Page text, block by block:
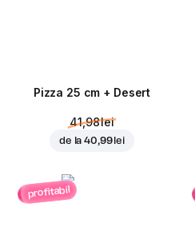
Pizza 25 cm + Desert
41,98 lei
de la40,99 lei
profitabil